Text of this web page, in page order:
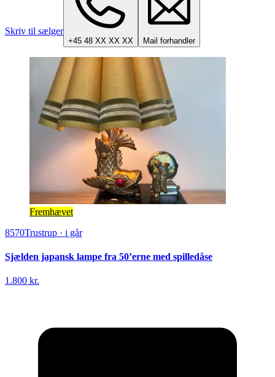
Skriv til sælger
+45 48 XX XX XX Mail forhandler
Fremhævet
8570Trustrup · i går
Sjælden japansk lampe fra 50’erne med spilledåse
1.800 kr.